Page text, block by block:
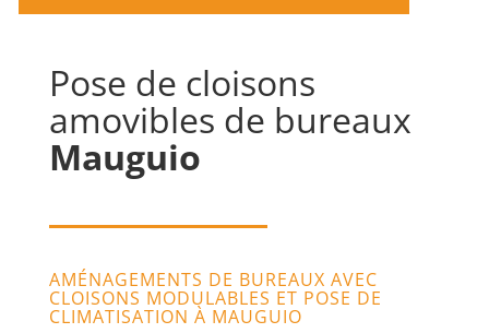
Pose de cloisons
amovibles de bureaux
Mauguio
AMÉNAGEMENTS DE BUREAUX AVEC
CLOISONS MODULABLES ET POSE DE
CLIMATISATION À MAUGUIO